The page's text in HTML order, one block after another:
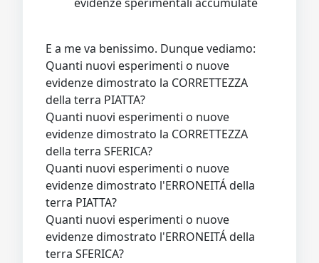
E a me va benissimo. Dunque vediamo:
Quanti nuovi esperimenti o nuove
evidenze dimostrato la CORRETTEZZA
della terra PIATTA?
Quanti nuovi esperimenti o nuove
evidenze dimostrato la CORRETTEZZA
della terra SFERICA?
Quanti nuovi esperimenti o nuove
evidenze dimostrato l'ERRONEITÁ della
terra PIATTA?
Quanti nuovi esperimenti o nuove
evidenze dimostrato l'ERRONEITÁ della
terra SFERICA?